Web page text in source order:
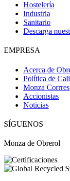
Hostelería
Industria
Sanitario
Descarga
EMPRESA
Acerca de
Política de
Monza
Accionistas
Noticias
SÍGUENOS
Monza de Obrerol
¡Hola! Soy OBRI,
ayudarte.